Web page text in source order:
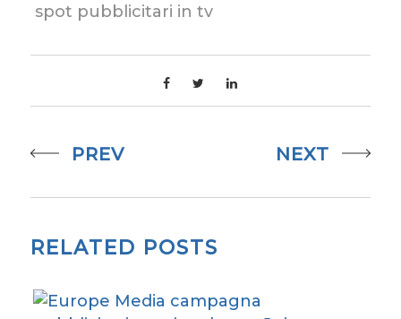
spot pubblicitari in tv
PREV NEXT
RELATED POSTS